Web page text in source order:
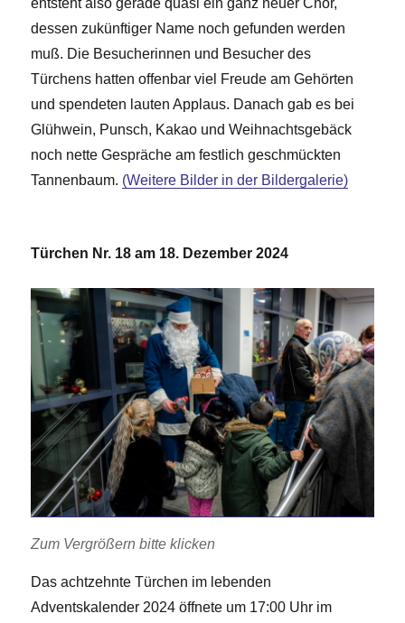
entsteht also gerade quasi ein ganz neuer Chor,
dessen zukünftiger Name noch gefunden werden
muß. Die Besucherinnen und Besucher des
Türchens hatten offenbar viel Freude am Gehörten
und spendeten lauten Applaus. Danach gab es bei
Glühwein, Punsch, Kakao und Weihnachtsgebäck
noch nette Gespräche am festlich geschmückten
Tannenbaum. (Weitere Bilder in der Bildergalerie)
Türchen Nr. 18 am 18. Dezember 2024
Zum Vergrößern bitte klicken
Das achtzehnte Türchen im lebenden
Adventskalender 2024 öffnete um 17:00 Uhr im